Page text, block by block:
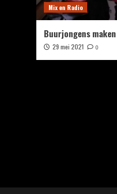
Mix en Radio
Buurjongens
29 mei 2021 0